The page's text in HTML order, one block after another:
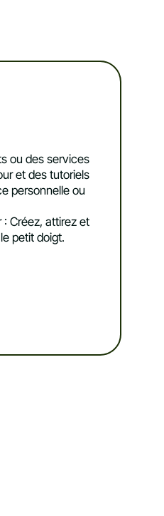
ou des services
et des tutoriels
personnelle ou
: Créez, attirez et
petit doigt.